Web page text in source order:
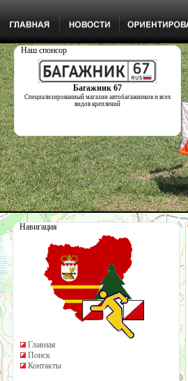
Наш спонсор
Багажник 67
Специализированный магазин автобагажников и всех
видов креплений
Навигация
Главная
Поиск
Контакты